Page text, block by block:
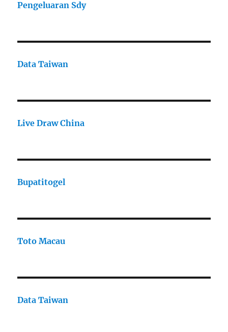
Pengeluaran Sdy
Data Taiwan
Live Draw China
Bupatitogel
Toto Macau
Data Taiwan